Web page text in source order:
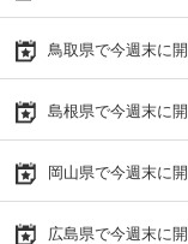
鳥取県で今週末に
島根県で今週末に
岡山県で今週末に
広島県で今週末に